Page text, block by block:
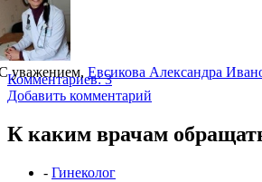
уважением, Евсикова Александра
Комментариев: 3
Добавить комментарий
К каким врачам
- Гинеколог